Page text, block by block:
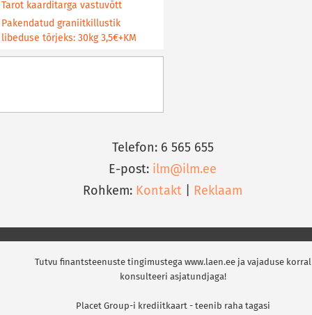
Tarot kaarditarga vastuvõtt
Pakendatud graniitkillustik
libeduse tõrjeks: 30kg 3,5€+KM
Telefon: 6 565 655
E-post: ilm@ilm.ee
Rohkem: Kontakt Reklaam
Tutvu finantsteenuste tingimustega www.laen.ee ja vajaduse korral
konsulteeri asjatundjaga!
Placet Group-i krediitkaart - teenib raha tagasi